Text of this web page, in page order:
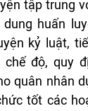
tập trung
huấn
kỷ luật,
độ, quy
quân nhân
tốt các